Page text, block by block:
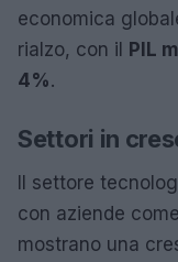
economica
rialzo, con il PIL
4%.
Settori in
Il settore
con aziende come
mostrano una